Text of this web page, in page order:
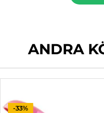
ANDRA
-33%